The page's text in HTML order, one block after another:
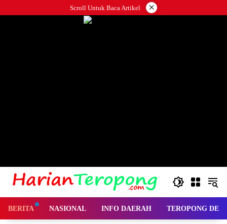
ke
Scroll Untuk Baca Artikel ×
BERITA NASIONAL INFO DAERAH TEROPONG